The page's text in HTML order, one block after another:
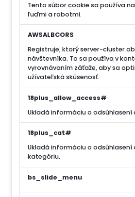
Tento súbor cookie sa používa
ľuďmi a robotmi.
AWSALBCORS
Registruje, ktorý server-cluster
návštevníka. To sa používa v
vyrovnávaním záťaže, aby sa
užívateľská skúsenosť.
18plus_allow_access#
Ukladá informáciu o odsúhlasení
18plus_cat#
Ukladá informáciu o odsúhlasení
kategóriu.
bs_slide_menu